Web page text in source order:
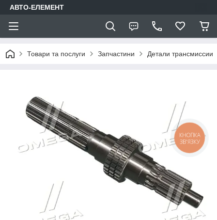
АВТО-ЕЛЕМЕНТ
Товари та послуги Запчастини Детали трансмиссии
КНОПКА
ЗВ'ЯЗКУ